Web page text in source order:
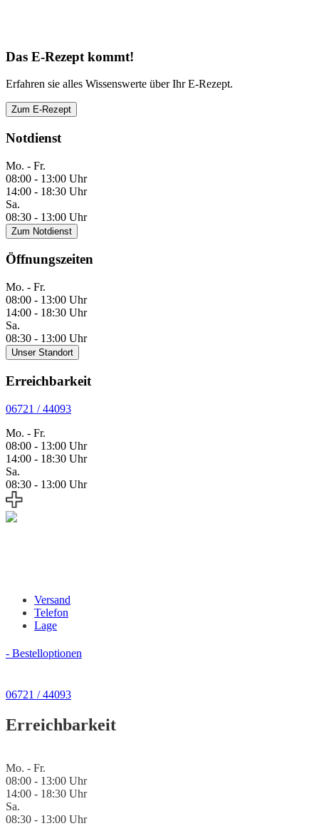
Das E-Rezept kommt!
Erfahren sie alles Wissenswerte über Ihr E-Rezept.
Zum E-Rezept
Notdienst
Mo. - Fr.
08:00 - 13:00 Uhr
14:00 - 18:30 Uhr
Sa.
08:30 - 13:00 Uhr
Zum Notdienst
Öffnungszeiten
Mo. - Fr.
08:00 - 13:00 Uhr
14:00 - 18:30 Uhr
Sa.
08:30 - 13:00 Uhr
Unser Standort
Erreichbarkeit
06721 / 44093
Mo. - Fr.
08:00 - 13:00 Uhr
14:00 - 18:30 Uhr
Sa.
08:30 - 13:00 Uhr
Versand
Telefon
Lage
- Bestelloptionen
06721 / 44093
Erreichbarkeit
Mo. - Fr.
08:00 - 13:00 Uhr
14:00 - 18:30 Uhr
Sa.
08:30 - 13:00 Uhr